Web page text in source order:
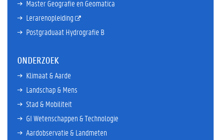
Master Geografie en Geomatica
Lerarenopleiding
Postgraduaat Hydrografie B
ONDERZOEK
Klimaat & Aarde
Landschap & Mens
Stad & Mobiliteit
GI Wetenschappen & Technologie
Aardobservatie & Landmeten